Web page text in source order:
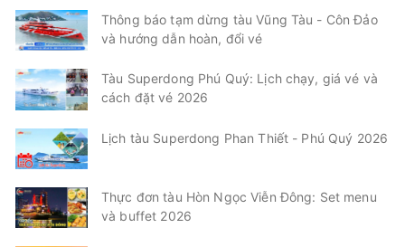
Thông báo tạm dừng tàu Vũng Tàu - Côn Đảo
và hướng dẫn hoàn, đổi vé
Tàu Superdong Phú Quý: Lịch chạy, giá vé và
cách đặt vé 2026
Lịch tàu Superdong Phan Thiết - Phú Quý 2026
Thực đơn tàu Hòn Ngọc Viễn Đông: Set menu
và buffet 2026